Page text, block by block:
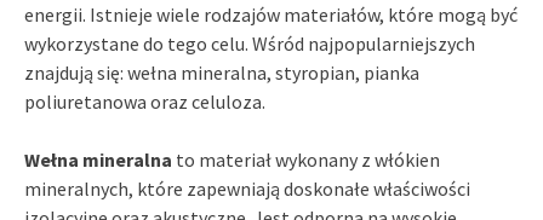
energii. Istnieje wiele rodzajów materiałów, które mogą być
wykorzystane do tego celu. Wśród najpopularniejszych
znajdują się: wełna mineralna, styropian, pianka
poliuretanowa oraz celuloza.
Wełna mineralna to materiał wykonany z włókien
mineralnych, które zapewniają doskonałe właściwości